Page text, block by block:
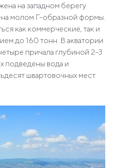
на западном берегу
молом Г-образной формы.
как коммерческие, так и
до 160 тонн. В акватории
причала глубиной 2–3
подведены вода и
швартовочных мест.